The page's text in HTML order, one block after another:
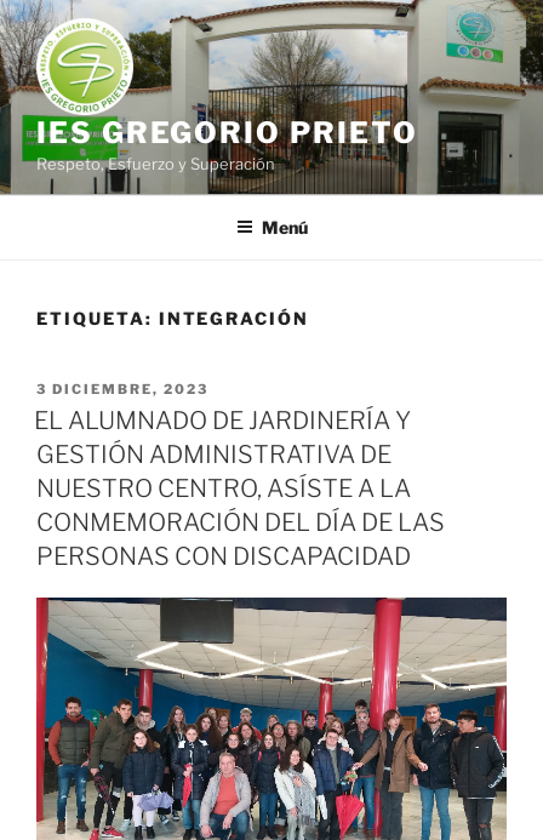
Saltar
al
contenido
IES GREGORIO PRIETO
Respeto, Esfuerzo y Superación
Menú
ETIQUETA: INTEGRACIÓN
PUBLICADO
EL
3 DICIEMBRE, 2023
EL ALUMNADO DE JARDINERÍA Y
GESTIÓN ADMINISTRATIVA DE
NUESTRO CENTRO, ASÍSTE A LA
CONMEMORACIÓN DEL DÍA DE LAS
PERSONAS CON DISCAPACIDAD